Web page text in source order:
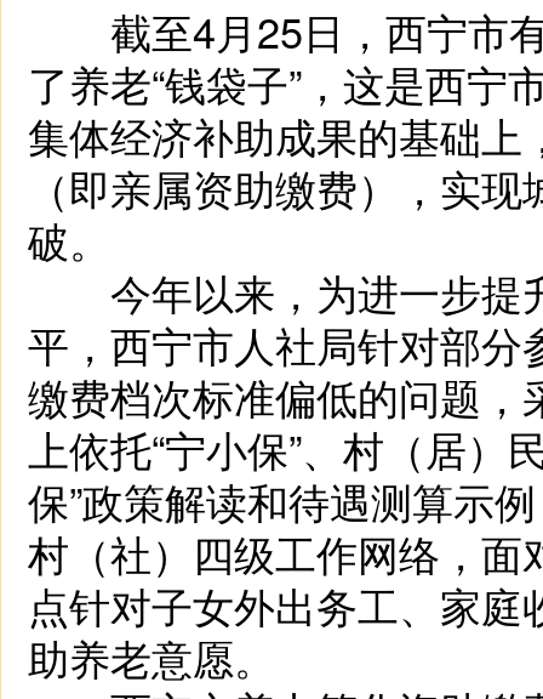
截至4月25日，西宁市有
了养老“钱袋子”，这是西
集体经济补助成果的基础上
（即亲属资助缴费），实
破。
今年以来，为进一步提
平，西宁市人社局针对部
缴费档次标准偏低的问题，
上依托“宁小保”、村（居）
保”政策解读和待遇测算示
村（社）四级工作网络，
点针对子女外出务工、家
助养老意愿。